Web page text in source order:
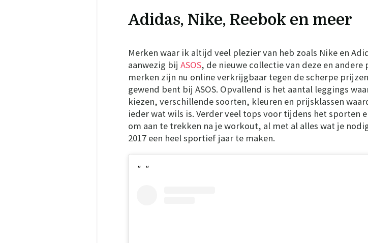
Adidas, Nike, Reebok en meer
Merken waar ik altijd veel plezier van heb zoals Nike en
aanwezig bij ASOS, de nieuwe collectie van deze en andere
merken zijn nu online verkrijgbaar tegen de scherpe
gewend bent bij ASOS. Opvallend is het aantal leggings
kiezen, verschillende soorten, kleuren en prijsklassen
ieder wat wils is. Verder veel tops voor tijdens het sporten
om aan te trekken na je workout, al met al alles wat je
2017 een heel sportief jaar te maken.